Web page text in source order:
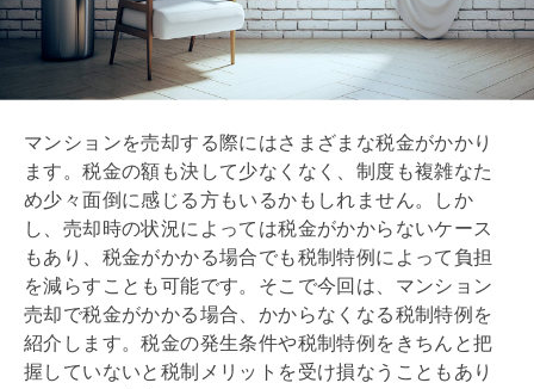
マンションを売却する際にはさまざまな税金がかかり
ます。税金の額も決して少なくなく、制度も複雑なた
め少々面倒に感じる方もいるかもしれません。しか
し、売却時の状況によっては税金がかからないケース
もあり、税金がかかる場合でも税制特例によって負担
を減らすことも可能です。そこで今回は、マンション
売却で税金がかかる場合、かからなくなる税制特例を
紹介します。税金の発生条件や税制特例をきちんと把
握していないと税制メリットを受け損なうこともあり